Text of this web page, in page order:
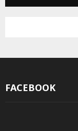
FACEBOOK